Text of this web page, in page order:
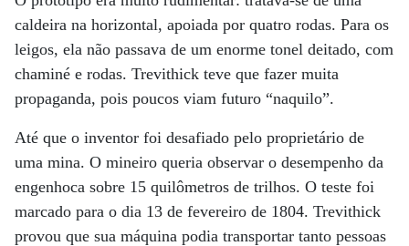
caldeira na horizontal, apoiada por quatro rodas. Para os
leigos, ela não passava de um enorme tonel deitado, com
chaminé e rodas. Trevithick teve que fazer muita
propaganda, pois poucos viam futuro “naquilo”.
Até que o inventor foi desafiado pelo proprietário de
uma mina. O mineiro queria observar o desempenho da
engenhoca sobre 15 quilômetros de trilhos. O teste foi
marcado para o dia 13 de fevereiro de 1804. Trevithick
provou que sua máquina podia transportar tanto pessoas